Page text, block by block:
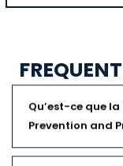
Qu’est-ce que
Prevention and